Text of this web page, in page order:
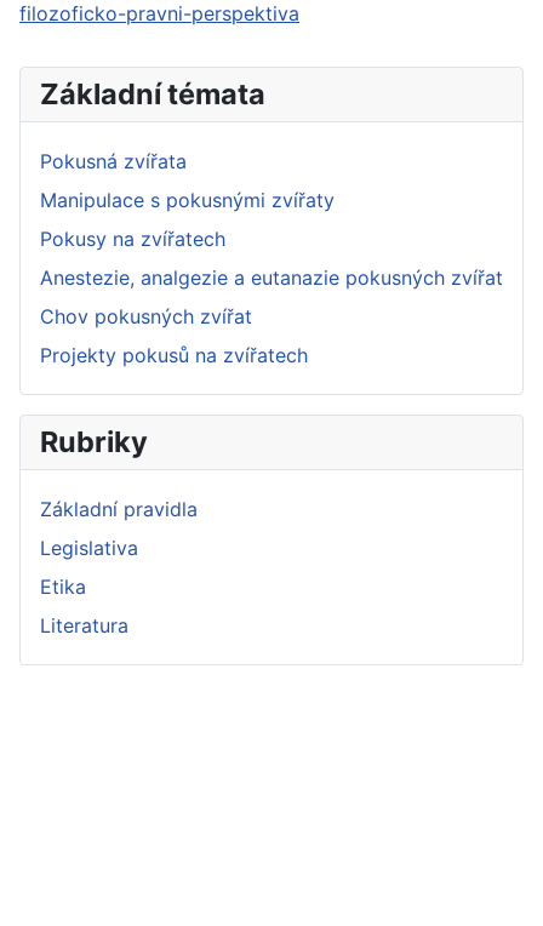
filozoficko-pravni-perspektiva
Základní témata
Pokusná zvířata
Manipulace s pokusnými zvířaty
Pokusy na zvířatech
Anestezie, analgezie a eutanazie pokusných zvířat
Chov pokusných zvířat
Projekty pokusů na zvířatech
Rubriky
Základní pravidla
Legislativa
Etika
Literatura